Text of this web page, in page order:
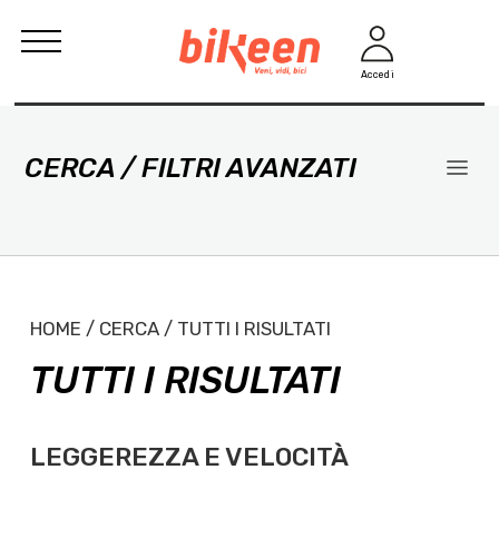
Accedi
CERCA / FILTRI AVANZATI
HOME / CERCA / TUTTI I RISULTATI
TUTTI I RISULTATI
LEGGEREZZA E VELOCITÀ